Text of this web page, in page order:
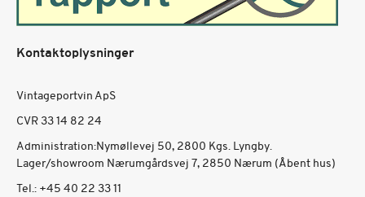
Kontaktoplysninger
Vintageportvin ApS
CVR 33 14 82 24
Administration:Nymøllevej 50, 2800 Kgs. Lyngby.
Lager/showroom Nærumgårdsvej 7, 2850 Nærum (Åbent hus)
Tel.: +45 40 22 33 11